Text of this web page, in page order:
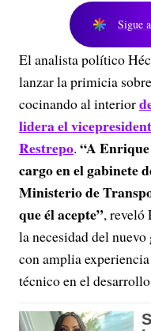
Sigue a
El analista político
lanzar la primicia
cocinando al interior
lidera el
Restrepo. “A
cargo en el gabinete
Ministerio de
que él acepte”, reveló
la necesidad del
con amplia
técnico en el